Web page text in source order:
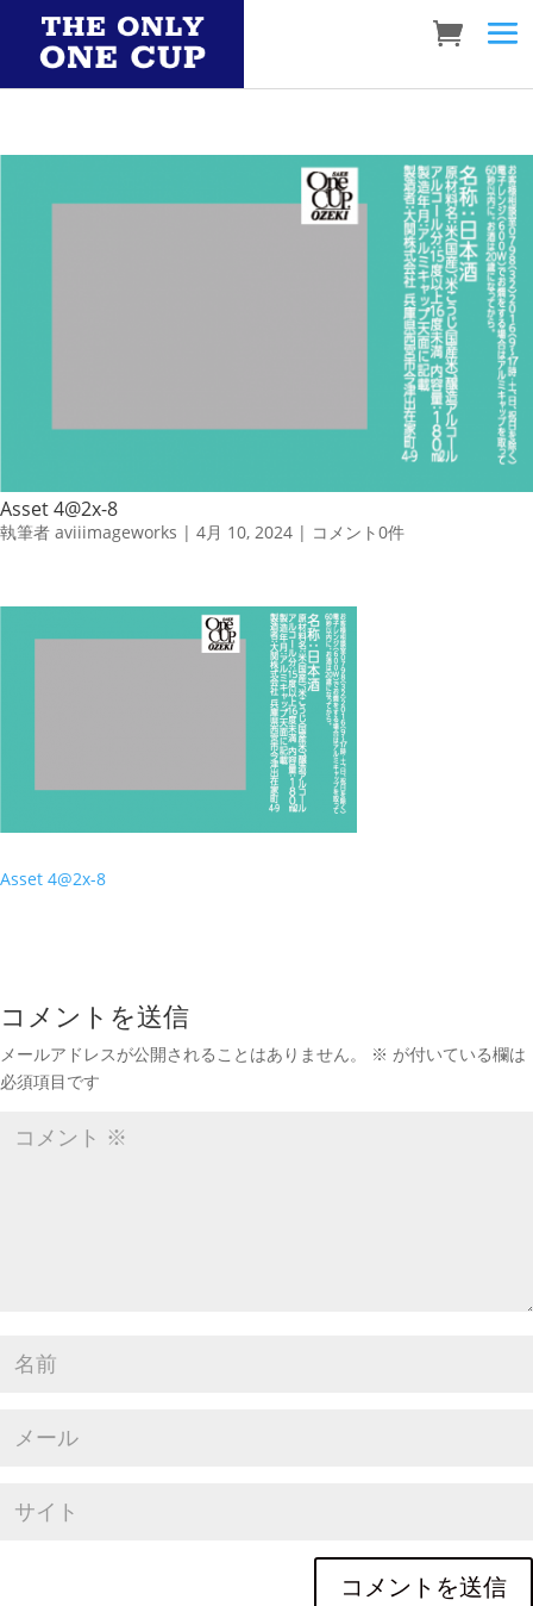
Asset 4@2x-8
執筆者 aviiimageworks | 4月 10, 2024 | コメント0件
Asset 4@2x-8
コメントを送信
メールアドレスが公開されることはありません。 ※ が付いている欄は
必須項目です